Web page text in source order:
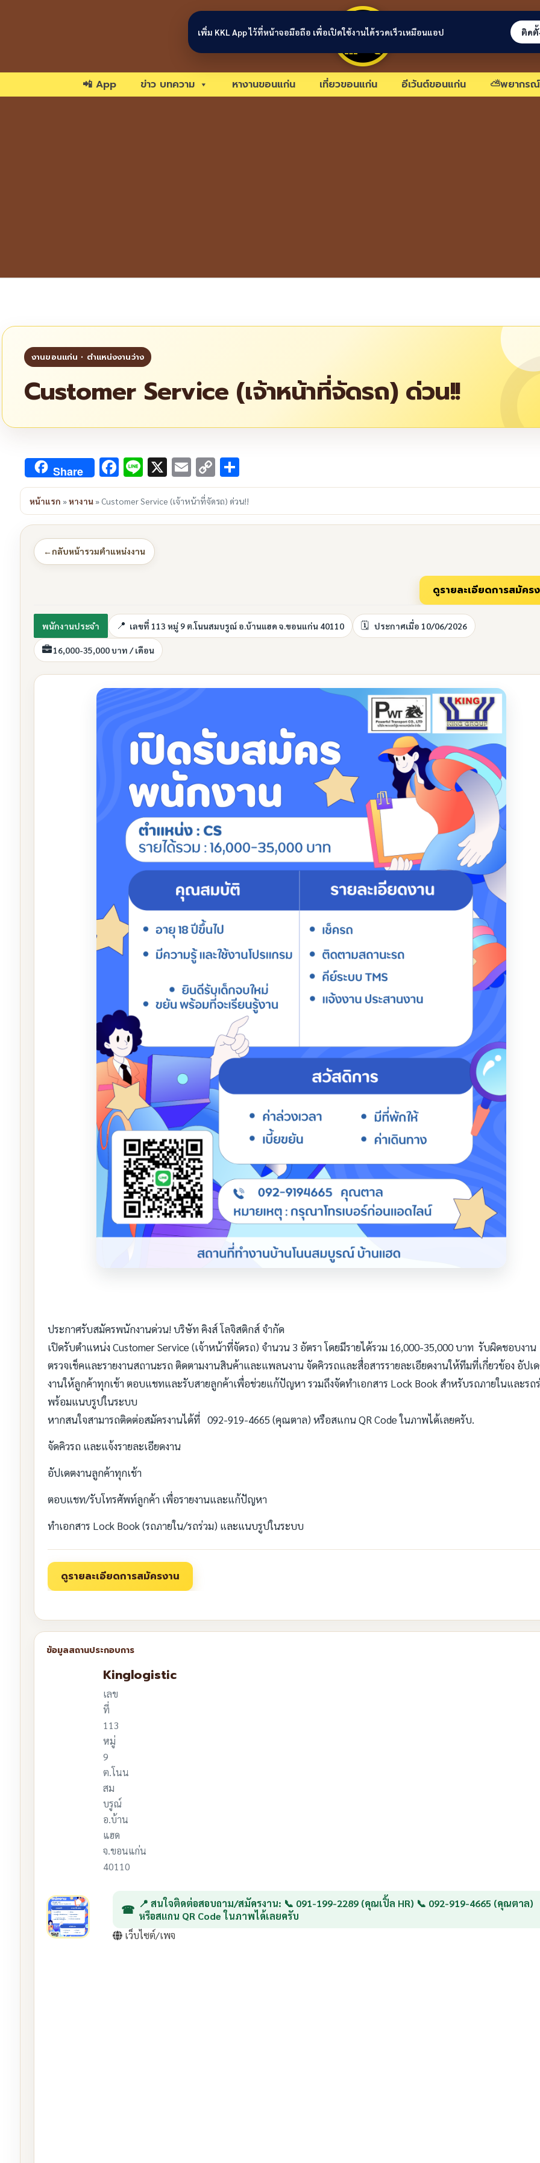
ขอนแก่นลิงก์
📲 App ข่าว บทความ หางานขอนแก่น เที่ยวขอนแก่น อีเว้นต์ขอนแก่น ⛅พยากร
Customer Service (เจ้าหน้าที่จัดรถ) ด่วน!!
Share Facebook
Line
X Email
Copy
Link
หน้าแรก »หางาน » Customer Service (เจ้าหน้าที่จัดรถ) ด่วน!!
←กลับหน้ารวมตำแหน่งงาน
พนักงานประจำ เลขที่ 113 หมู่ 9 ต.โนนสมบรูณ์ อ.บ้านแฮด จ.ขอนแก่น 40110 ประกาศเมื่อ 10/06/2026
16,000-35,000 บาท / เดือน
ประกาศรับสมัครพนักงานด่วน! บริษัท คิงส์ โลจิสติกส์ จำกัด
เปิดรับตำแหน่ง Customer Service (เจ้าหน้าที่จัดรถ) จำนวน 3 อัตรา โดยมีรายได้รวม 16,000-35,000 บาท รับผิดชอบงาน
ตรวจเช็คและรายงานสถานะรถ ติดตามงานสินค้าและแพลนงาน จัดคิวรถและสื่อสารรายละเอียดงานให้ทีมที่เกี่ยวข้อง อัปเ
งานให้ลูกค้าทุกเช้า ตอบแชทและรับสายลูกค้าเพื่อช่วยแก้ปัญหา รวมถึงจัดทำเอกสาร Lock Book สำหรับรถภายในและรถ
พร้อมแนบรูปในระบบ
หากสนใจสามารถติดต่อสมัครงานได้ที่ 092-919-4665 (คุณตาล) หรือสแกน QR Code ในภาพได้เลยครับ.
จัดคิวรถ และแจ้งรายละเอียดงาน
อัปเดตงานลูกค้าทุกเช้า
ตอบแชท/รับโทรศัพท์ลูกค้า เพื่อรายงานและแก้ปัญหา
ทำเอกสาร Lock Book (รถภายใน/รถร่วม) และแนบรูปในระบบ
Kinglogistic
เลข
ที่
113
หมู่
9
ต.โนน
สม
บรูณ์
อ.บ้าน
แฮด
จ.ขอนแก่น
40110
📍 สนใจติดต่อสอบถาม/สมัครงาน: 📞 091-199-2289 (คุณเปิ้ล HR) 📞 092-919-4665 (คุณตาล)
หรือสแกน QR Code ในภาพได้เลยครับ
เว็บไซต์/เพจ
เพิ่ม KKL App ไว้ที่หน้าจอมือถือ เพื่อเปิดใช้งานได้รวดเร็วเหมือนแอป ติดตั้